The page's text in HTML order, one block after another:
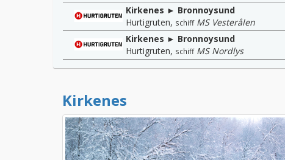
Kirkenes ► Bronnoysund
Hurtigruten, schiff MS Vesterålen
Kirkenes ► Bronnoysund
Hurtigruten, schiff MS Nordlys
Kirkenes